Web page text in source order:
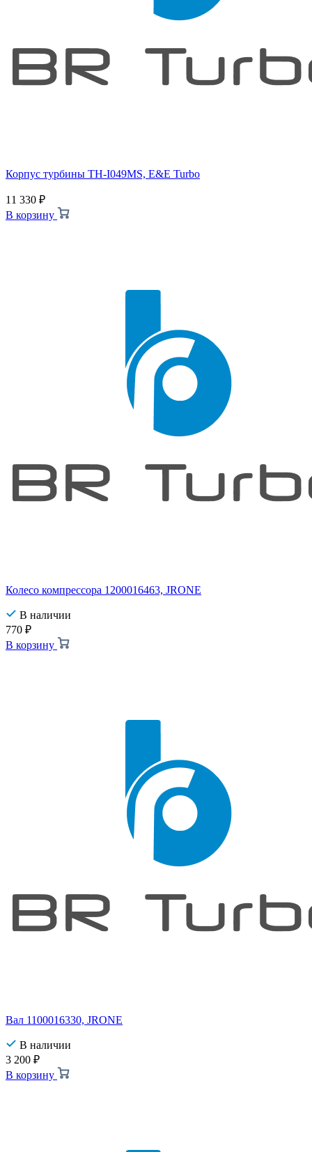
Корпус турбины TH-I049MS, E&E Turbo
11 330 ₽
В корзину
Колесо компрессора 1200016463, JRONE
В наличии
770 ₽
В корзину
Вал 1100016330, JRONE
В наличии
3 200 ₽
В корзину